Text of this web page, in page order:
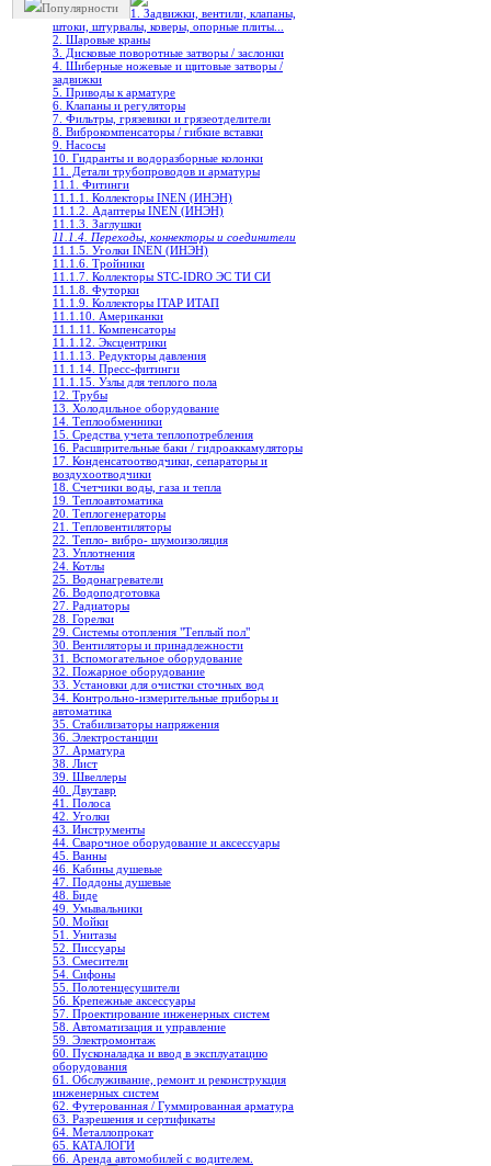
Популярности
1. Задвижки, вентили, клапаны,
штоки, штурвалы, коверы, опорные плиты...
2. Шаровые краны
3. Дисковые поворотные затворы / заслонки
4. Шиберные ножевые и щитовые затворы /
задвижки
5. Приводы к арматуре
6. Клапаны и регуляторы
7. Фильтры, грязевики и грязеотделители
8. Виброкомпенсаторы / гибкие вставки
9. Насосы
10. Гидранты и водоразборные колонки
11. Детали трубопроводов и арматуры
11.1. Фитинги
11.1.1. Коллекторы INEN (ИНЭН)
11.1.2. Адаптеры INEN (ИНЭН)
11.1.3. Заглушки
11.1.4. Переходы, коннекторы и соединители
11.1.5. Уголки INEN (ИНЭН)
11.1.6. Тройники
11.1.7. Коллекторы STC-IDRO ЭС ТИ СИ
11.1.8. Футорки
11.1.9. Коллекторы ITAP ИТАП
11.1.10. Американки
11.1.11. Компенсаторы
11.1.12. Эксцентрики
11.1.13. Редукторы давления
11.1.14. Пресс-фитинги
11.1.15. Узлы для теплого пола
12. Трубы
13. Холодильное oборудование
14. Теплообменники
15. Средства учета теплопотребления
16. Расширительные баки / гидроаккамуляторы
17. Конденсатоотводчики, сепараторы и
воздухоотводчики
18. Счетчики воды, газа и тепла
19. Теплоавтоматика
20. Теплогенераторы
21. Тепловентиляторы
22. Тепло- вибро- шумоизоляция
23. Уплотнения
24. Котлы
25. Водонагреватели
26. Водоподготовка
27. Радиаторы
28. Горелки
29. Системы отопления "Теплый пол"
30. Вентиляторы и принадлежности
31. Вспомогательное оборудование
32. Пожарное оборудование
33. Установки для очистки сточных вод
34. Контрольно-измерительные приборы и
автоматика
35. Стабилизаторы напряжения
36. Электростанции
37. Арматура
38. Лист
39. Швеллеры
40. Двутавр
41. Полоса
42. Уголки
43. Инструменты
44. Сварочное оборудование и аксессуары
45. Ванны
46. Кабины душевые
47. Поддоны душевые
48. Биде
49. Умывальники
50. Мойки
51. Унитазы
52. Писсуары
53. Смесители
54. Сифоны
55. Полотенцесушители
56. Крепежные аксессуары
57. Проектирование инженерных систем
58. Автоматизация и управление
59. Электромонтаж
60. Пусконаладка и ввод в эксплуатацию
оборудования
61. Обслуживание, ремонт и реконструкция
инженерных систем
62. Футерованная / Гуммированная арматура
63. Разрешения и сертификаты
64. Металлопрокат
65. КАТАЛОГИ
66. Аренда автомобилей с водителем.